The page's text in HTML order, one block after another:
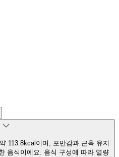
113.8kcal이며, 포만감과 근육 유지
음식이에요. 음식 구성에 따라 열량